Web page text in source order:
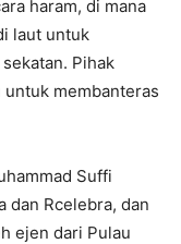
haram, di mana
laut untuk
Pihak
membanteras
Suffi
dan Rcelebra, dan
ejen dari Pulau